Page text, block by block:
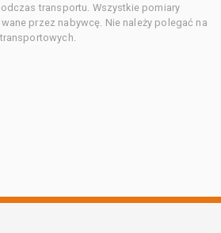
transportu. Wszystkie pomiary
przez nabywcę. Nie należy polegać na